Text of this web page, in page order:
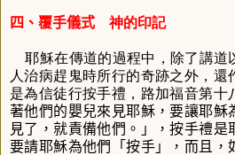
四、覆手儀式 神的印記
耶穌在傳道的過程中，除了講道
人治病趕鬼時所行的奇跡之外，還
是為信徒行按手禮，路加福音第十
著他們的嬰兒來見耶穌，要讓耶穌
見了，就責備他們。」
，按手禮是
要請耶穌為他們「按手」，而且，